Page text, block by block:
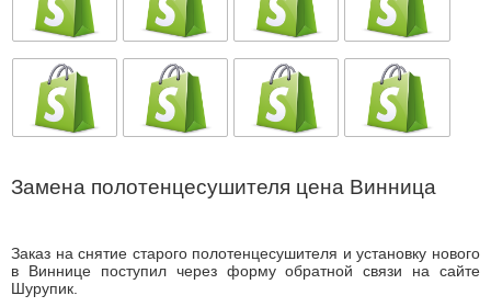
Замена полотенцесушителя цена Винница
Заказ на снятие старого полотенцесушителя и установку нового
в Виннице поступил через форму обратной связи на сайте
Шурупик.